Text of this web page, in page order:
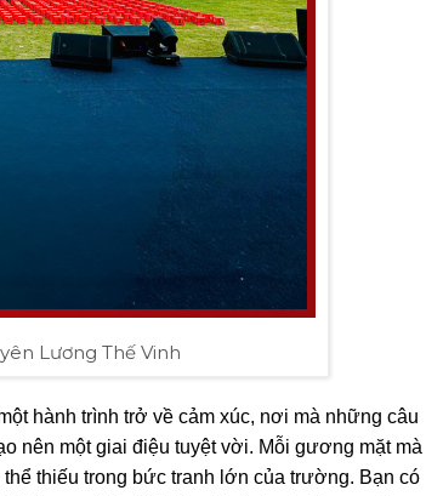
Lương Thế Vinh
hành trình trở về cảm xúc, nơi mà những câu
nên một giai điệu tuyệt vời. Mỗi gương mặt mà
thiếu trong bức tranh lớn của trường. Bạn có